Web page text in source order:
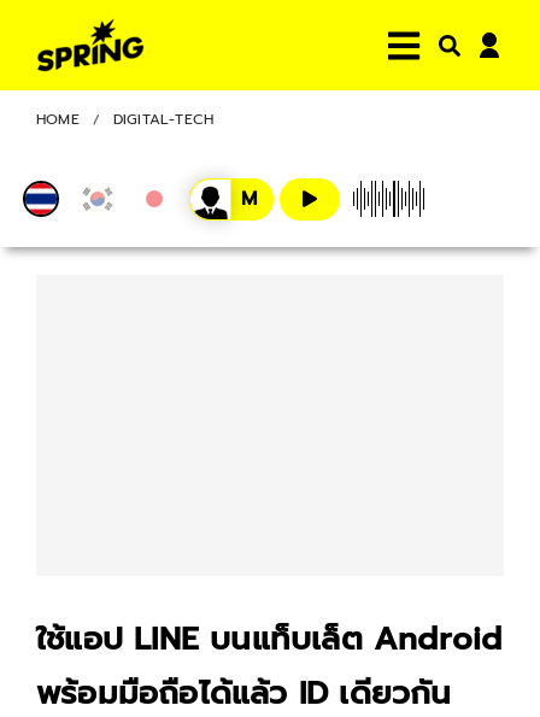
HOME DIGITAL-TECH
ใช้แอป LINE บนแท็บเล็ต Android
พร้อมมือถือได้แล้ว ID เดียวกัน